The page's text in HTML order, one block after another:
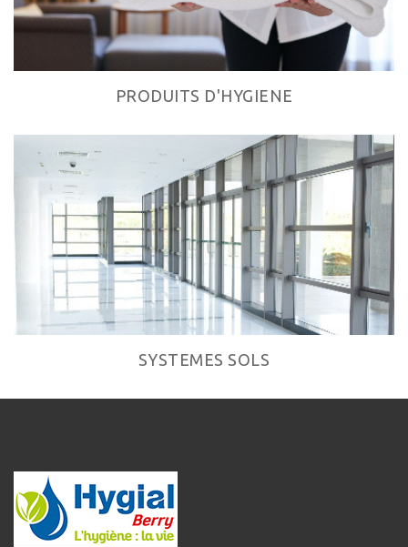
PRODUITS D'HYGIENE
SYSTEMES SOLS